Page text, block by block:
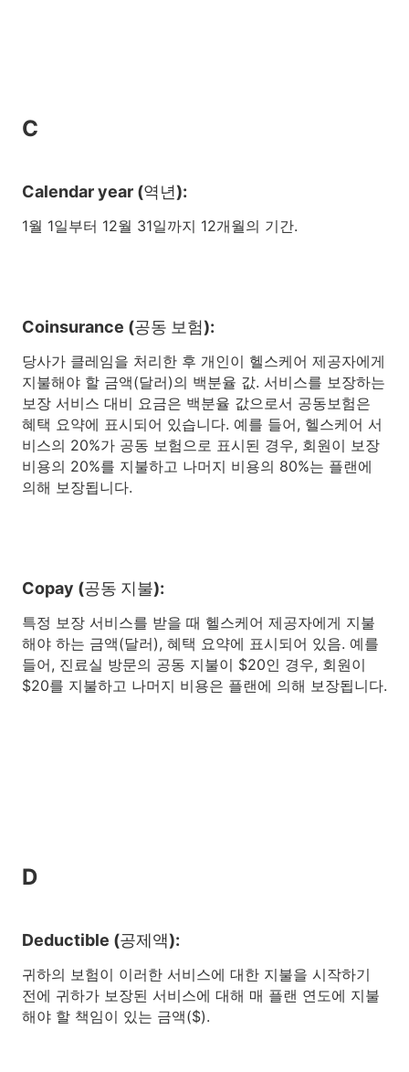
C
Calendar year (역년):
1월 1일부터 12월 31일까지 12개월의 기간.
Coinsurance (공동 보험):
당사가 클레임을 처리한 후 개인이 헬스케어 제공자에게
지불해야 할 금액(달러)의 백분율 값. 서비스를 보장하는
보장 서비스 대비 요금은 백분율 값으로서 공동보험은
혜택 요약에 표시되어 있습니다. 예를 들어, 헬스케어 서
비스의 20%가 공동 보험으로 표시된 경우, 회원이 보장
비용의 20%를 지불하고 나머지 비용의 80%는 플랜에
의해 보장됩니다.
Copay (공동 지불):
특정 보장 서비스를 받을 때 헬스케어 제공자에게 지불
해야 하는 금액(달러), 혜택 요약에 표시되어 있음. 예를
들어, 진료실 방문의 공동 지불이 $20인 경우, 회원이
$20를 지불하고 나머지 비용은 플랜에 의해 보장됩니다.
D
Deductible (공제액):
귀하의 보험이 이러한 서비스에 대한 지불을 시작하기
전에 귀하가 보장된 서비스에 대해 매 플랜 연도에 지불
해야 할 책임이 있는 금액($).